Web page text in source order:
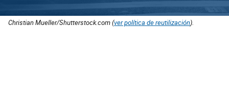
Christian Mueller/Shutterstock.com (ver política de reutilización).